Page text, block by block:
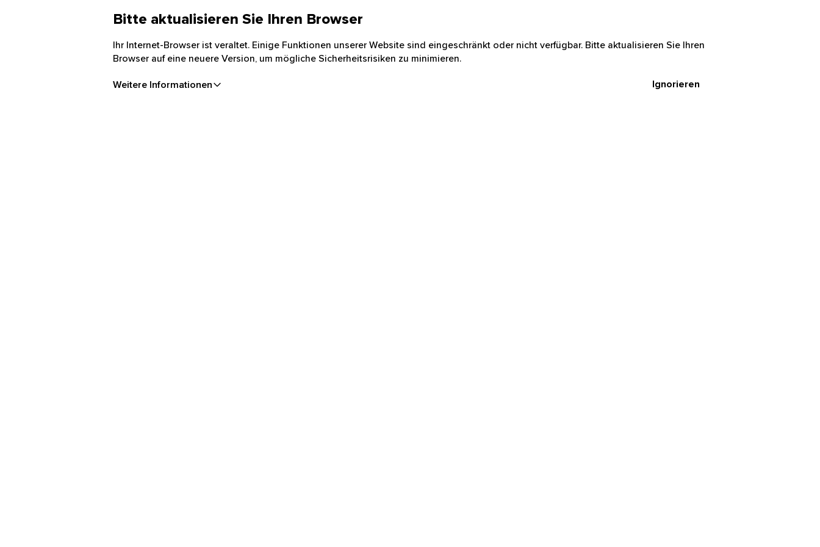
Bitte aktualisieren Sie Ihren Browser
Ihr Internet-Browser ist veraltet. Einige Funktionen unserer Website sind eingeschränkt oder nicht verfügbar. Bitte aktualisieren Sie Ihren
Browser auf eine neuere Version, um mögliche Sicherheitsrisiken zu minimieren.
Weitere Informationen Ignorieren